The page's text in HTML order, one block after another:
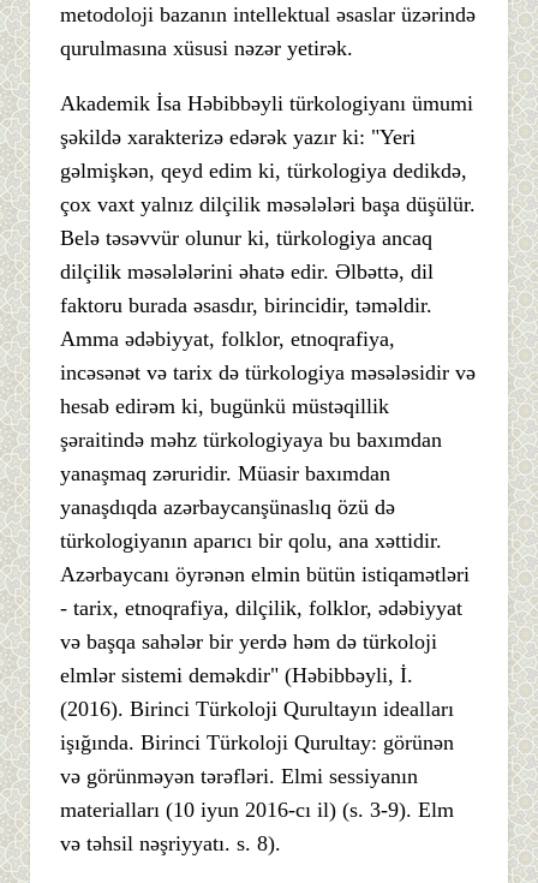
metodoloji bazanın intellektual əsaslar üzərində
qurulmasına xüsusi nəzər yetirək.
Akademik İsa Həbibbəyli türkologiyanı ümumi
şəkildə xarakterizə edərək yazır ki: "Yeri
gəlmişkən, qeyd edim ki, türkologiya dedikdə,
çox vaxt yalnız dilçilik məsələləri başa düşülür.
Belə təsəvvür olunur ki, türkologiya ancaq
dilçilik məsələlərini əhatə edir. Əlbəttə, dil
faktoru burada əsasdır, birincidir, təməldir.
Amma ədəbiyyat, folklor, etnoqrafiya,
incəsənət və tarix də türkologiya məsələsidir və
hesab edirəm ki, bugünkü müstəqillik
şəraitində məhz türkologiyaya bu baxımdan
yanaşmaq zəruridir. Müasir baxımdan
yanaşdıqda azərbaycanşünaslıq özü də
türkologiyanın aparıcı bir qolu, ana xəttidir.
Azərbaycanı öyrənən elmin bütün istiqamətləri
- tarix, etnoqrafiya, dilçilik, folklor, ədəbiyyat
və başqa sahələr bir yerdə həm də türkoloji
elmlər sistemi deməkdir" (Həbibbəyli, İ.
(2016). Birinci Türkoloji Qurultayın idealları
işığında. Birinci Türkoloji Qurultay: görünən
və görünməyən tərəfləri. Elmi sessiyanın
materialları (10 iyun 2016-cı il) (s. 3-9). Elm
və təhsil nəşriyyatı. s. 8).